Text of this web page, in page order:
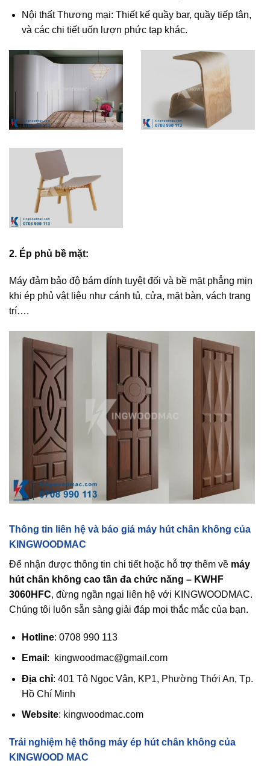
Nội thất Thương mại: Thiết kế quầy bar, quầy tiếp tân,
và các chi tiết uốn lượn phức tạp khác.
2. Ép phủ bề mặt:
Máy đảm bảo độ bám dính tuyệt đối và bề mặt phẳng mịn
khi ép phủ vật liệu như cánh tủ, cửa, mặt bàn, vách trang
trí….
Thông tin liên hệ và báo giá máy hút chân không của
KINGWOODMAC
Để nhận được thông tin chi tiết hoặc hỗ trợ thêm về máy
hút chân không cao tần đa chức năng – KWHF
3060HFC, đừng ngần ngại liên hệ với KINGWOODMAC.
Chúng tôi luôn sẵn sàng giải đáp mọi thắc mắc của bạn.
Hotline: 0708 990 113
Email : kingwoodmac@gmail.com
Địa chỉ: 401 Tô Ngọc Vân, KP1, Phường Thới An, Tp.
Hồ Chí Minh
Website: kingwoodmac.com
Trải nghiệm hệ thống máy ép hút chân không của
KINGWOOD MAC